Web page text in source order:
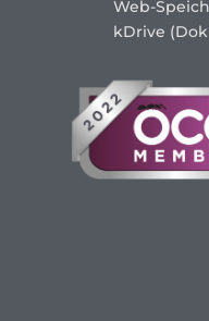
Web-
kDrive